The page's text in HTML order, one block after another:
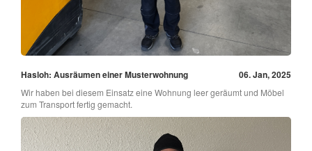
Hasloh: Ausräumen einer Musterwohnung 06. Jan, 2025
Wir haben bei diesem Einsatz eine Wohnung leer geräumt und Möbel
zum Transport fertig gemacht.